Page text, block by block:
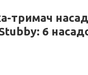
тримач
6